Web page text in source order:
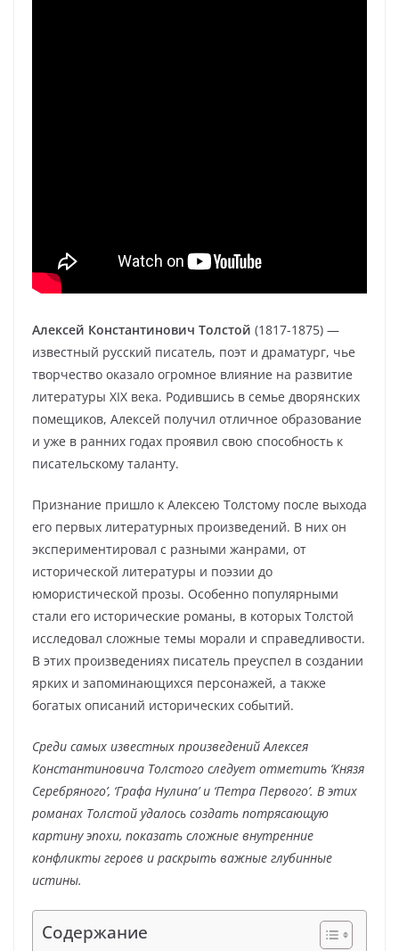
Алексей Константинович Толстой (1817-1875) —
известный русский писатель, поэт и драматург, чье
творчество оказало огромное влияние на развитие
литературы XIX века. Родившись в семье дворянских
помещиков, Алексей получил отличное образование
и уже в ранних годах проявил свою способность к
писательскому таланту.
Признание пришло к Алексею Толстому после выхода
его первых литературных произведений. В них он
экспериментировал с разными жанрами, от
исторической литературы и поэзии до
юмористической прозы. Особенно популярными
стали его исторические романы, в которых Толстой
исследовал сложные темы морали и справедливости.
В этих произведениях писатель преуспел в создании
ярких и запоминающихся персонажей, а также
богатых описаний исторических событий.
Среди самых известных произведений Алексея
Константиновича Толстого следует отметить ‘Князя
Серебряного’, ‘Графа Нулина’ и ‘Петра Первого’. В этих
романах Толстой удалось создать потрясающую
картину эпохи, показать сложные внутренние
конфликты героев и раскрыть важные глубинные
истины.
Содержание